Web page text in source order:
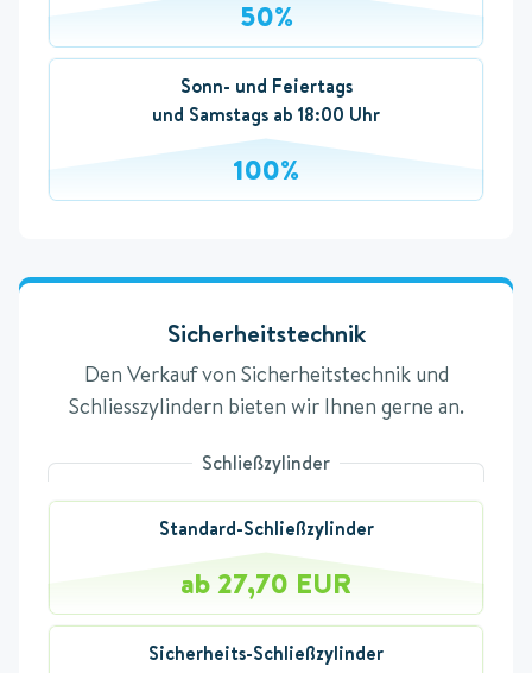
50%
Sonn- und Feiertags
und Samstags ab 18:00 Uhr
100%
Sicherheitstechnik
Den Verkauf von Sicherheitstechnik und
Schliesszylindern bieten wir Ihnen gerne an.
Schließzylinder
Standard-Schließzylinder
ab 27,70 EUR
Sicherheits-Schließzylinder